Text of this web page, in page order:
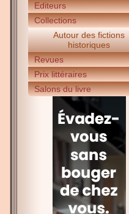
Editeurs
Collections
Autour des fictions
historiques
Revues
Prix littéraires
Salons du livre